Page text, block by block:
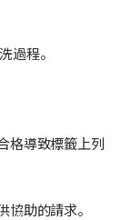
過程。
格導致標籤上列
助的請求。